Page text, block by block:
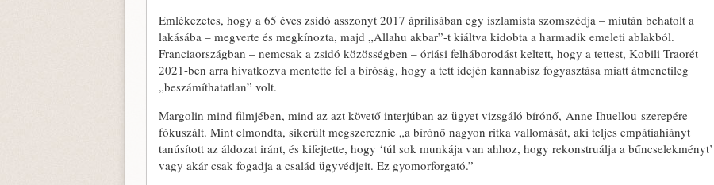
Emlékezetes, hogy a 65 éves zsidó asszonyt 2017 áprilisában egy iszlamista szomszédja – miután behatolt a
lakásába – megverte és megkínozta, majd „Allahu akbar”-t kiáltva kidobta a harmadik emeleti ablakból.
Franciaországban – nemcsak a zsidó közösségben – óriási felháborodást keltett, hogy a tettest, Kobili Traorét
2021-ben arra hivatkozva mentette fel a bíróság, hogy a tett idején kannabisz fogyasztása miatt átmenetileg
„beszámíthatatlan” volt.
Margolin mind filmjében, mind az azt követő interjúban az ügyet vizsgáló bírónő, Anne Ihuellou szerepére
fókuszált. Mint elmondta, sikerült megszereznie „a bírónő nagyon ritka vallomását, aki teljes empátiahiányt
tanúsított az áldozat iránt, és kifejtette, hogy ‘túl sok munkája van ahhoz, hogy rekonstruálja a bűncselekményt’
vagy akár csak fogadja a család ügyvédjeit. Ez gyomorforgató.”